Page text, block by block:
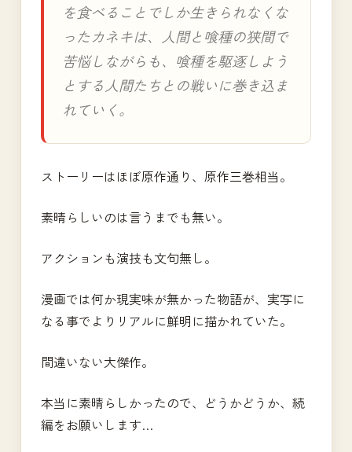
を食べることでしか生きられなくな
ったカネキは、人間と喰種の狭間で
苦悩しながらも、喰種を駆逐しよう
とする人間たちとの戦いに巻き込ま
れていく。
ストーリーはほぼ原作通り、原作三巻相当。
素晴らしいのは言うまでも無い。
アクションも演技も文句無し。
漫画では何か現実味が無かった物語が、実写に
なる事でよりリアルに鮮明に描かれていた。
間違いない大傑作。
本当に素晴らしかったので、どうかどうか、続
編をお願いします…